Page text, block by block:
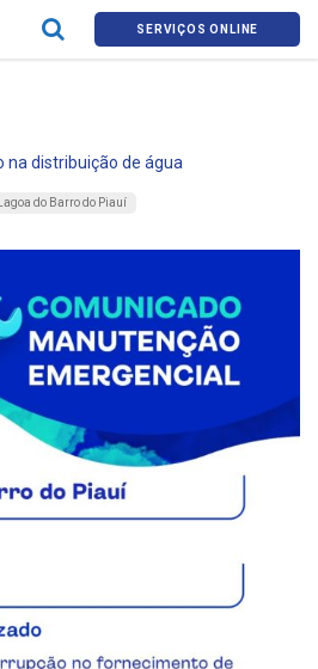
SERVIÇOS ONLINE
na distribuição de água
Lagoa do Barro do Piauí